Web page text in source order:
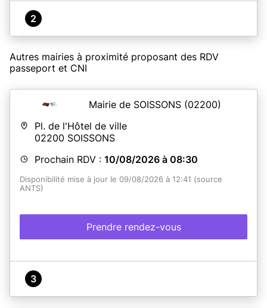
2
Autres mairies à proximité proposant des RDV
passeport et CNI
Mairie de SOISSONS (02200)
Pl. de l'Hôtel de ville
02200 SOISSONS
Prochain RDV : 10/08/2026 à 08:30
Disponibilité mise à jour le 09/08/2026 à 12:41 (source
ANTS)
Prendre rendez-vous
3